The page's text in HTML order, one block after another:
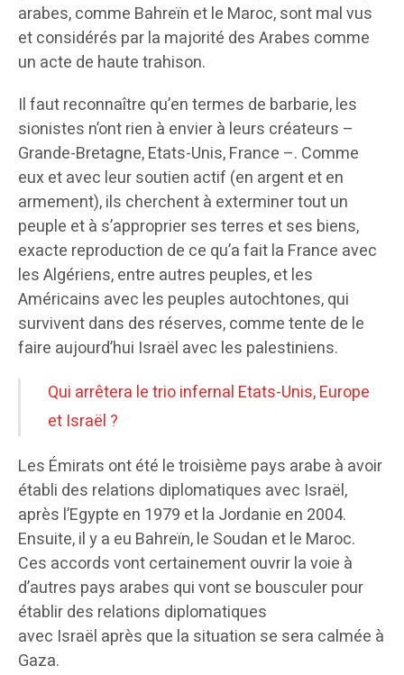
arabes, comme Bahreïn et le Maroc, sont mal vus
et considérés par la majorité des Arabes comme
un acte de haute trahison.
Il faut reconnaître qu’en termes de barbarie, les
sionistes n’ont rien à envier à leurs créateurs –
Grande-Bretagne, Etats-Unis, France –. Comme
eux et avec leur soutien actif (en argent et en
armement), ils cherchent à exterminer tout un
peuple et à s’approprier ses terres et ses biens,
exacte reproduction de ce qu’a fait la France avec
les Algériens, entre autres peuples, et les
Américains avec les peuples autochtones, qui
survivent dans des réserves, comme tente de le
faire aujourd’hui Israël avec les palestiniens.
Qui arrêtera le trio infernal Etats-Unis, Europe
et Israël ?
Les Émirats ont été le troisième pays arabe à avoir
établi des relations diplomatiques avec Israël,
après l’Egypte en 1979 et la Jordanie en 2004.
Ensuite, il y a eu Bahreïn, le Soudan et le Maroc.
Ces accords vont certainement ouvrir la voie à
d’autres pays arabes qui vont se bousculer pour
établir des relations diplomatiques
avec Israël après que la situation se sera calmée à
Gaza.